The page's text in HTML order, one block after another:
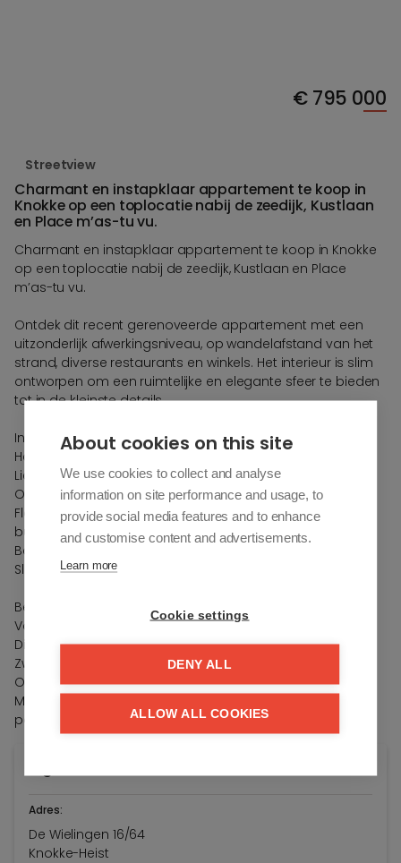
€795 000
Streetview
Charmant en instapklaar appartement te koop in
Knokke op een toplocatie nabij de zeedijk, Kustlaan
en Place m’as-tu vu.
Charmant en instapklaar appartement te koop in Knokke
op een toplocatie nabij de zeedijk, Kustlaan en Place
m’as-tu vu.
Ontdek dit recent gerenoveerde appartement met een
uitzonderlijk afwerkingsniveau, op wandelafstand van het
strand, diverse restaurants en winkels. Het interieur is slim
ontworpen om een ruimtelijke en elegante sfeer te bieden
tot in de kleinste details.
Indeling:
Hal met gastentoilet
Lichte en ruime leefruimte die uitkomt op een zonneterras
Open keuken, volledig uitgerust met moderne toestellen
Flexibele slaaphoek die ook dienst kan doen als
bureauruimte of extra lounge
Badkamer met instapdouche
Slaapkamer met ingebouwde kasten
Belangrijkste troeven:
Volledig instapklaar
Direct toegang tot de bekende Wandeldijk richting het
Zwin
Op ± 50 m van winkels, restaurants en minigolffaciliteiten
Mogelijkheid tot aankoop van een ondergrondse
parkeerplaats
Adres:
De Wielingen 16/64
Knokke-Heist
About cookies on this site
We use cookies to collect and analyse
information on site performance and usage, to
provide social media features and to enhance
and customise content and advertisements.
Learn more
Cookie settings
DENY ALL
ALLOW ALL COOKIES